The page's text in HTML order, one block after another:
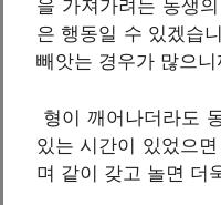
을 가져가려는 동생
은 행동일 수 있겠습
빼앗는 경우가 많으니
형이 깨어나더라도
있는 시간이 있었으
며 같이 갖고 놀면 더